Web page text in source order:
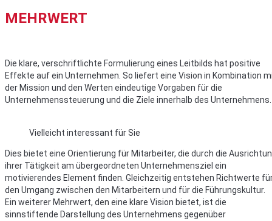
MEHRWERT
Die klare, verschriftlichte Formulierung eines Leitbilds hat positive
Effekte auf ein Unternehmen. So liefert eine Vision in Kombination
der Mission und den Werten eindeutige Vorgaben für die
Unternehmenssteuerung und die Ziele innerhalb des Unternehmens.
Vielleicht interessant für Sie
Dies bietet eine Orientierung für Mitarbeiter, die durch die
ihrer Tätigkeit am übergeordneten Unternehmensziel ein
motivierendes Element finden. Gleichzeitig entstehen Richtwerte
den Umgang zwischen den Mitarbeitern und für die Führungskultur.
Ein weiterer Mehrwert, den eine klare Vision bietet, ist die
sinnstiftende Darstellung des Unternehmens gegenüber